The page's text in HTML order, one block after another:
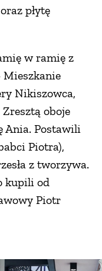
płytę
w ramię z
Nikiszowca,
oboje
Ania. Postawili
Piotra),
z tworzywa.
kupili od
Piotr